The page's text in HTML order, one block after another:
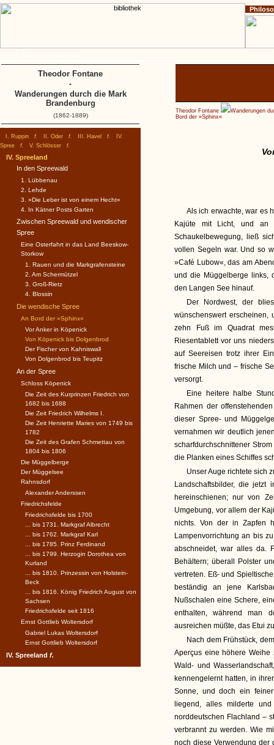
Theodor Fontane
Wanderungen
Bord der »Sphinx«
Als ich erwachte, war es
Kajüte mit Licht, und an
Schaukelbewegung, ließ
vollen Segeln war. Und so
»Café Lubow«, das am
und die Müggelberge links,
den Langen See hinauf.
Der Nordwest, der
wünschenswert
zehn Fuß im Quadrat
Riesentablett vor uns
auf Seereisen trotz ihrer
frische Milch und – frische
versorgt.
Eine heitere halbe
Rahmen der
dieser Spree- und
vernahmen wir deutlich
scharfdurchschnittener
die Planken eines Schiffes
Unser Auge richtete sich
Landschaftsbilder, die jetzt
hereinschienen; nur von
Umgebung, vor allem der
nichts. Von der in Zapfen
Lampenvorrichtung an bis
abschneidet, war alles da.
Behältern; überall Polster
vertreten. Eß- und
beständig an jene
Nußschalen eine Schere,
enthalten, während man
ausreichen müßte, das Etui
Nach dem Frühstück,
Aperçus eine höhere
Wald- und
kennengelernt hatten, in
Sonne, und doch ein
liegend, alles milderte
norddeutschen Flachland –
verbrannt zu werden. Wie
noch diese Verwendung der
I. Ruppin f. II. Oder f. III. Havel f.
IV.
Spree
f. V. Schlösser f.
IV. Spreeland
In den Spreewald
1. Lübbenau
2. Lehde
3. »Die Leber ist von einem Hecht«
4. In Kätner Posts Garten
Zwischen Spreewald und wendischer
Spree
Eine Osterfahrt in das Land Beeskow-
Storkow
1. Rauen und die Markgrafensteine
2. Am Schermützel
3. Groß-Rietz
4. Blossin
Die wendische Spree
An Bord der »Sphinx«
Vor Anker in Köpenick
Von Köpenick bis Dolgenbrod
Der Fischer von Kahniswall
Von Dolgenbrod bis Teupitz
An der Spree
Schloss Köpenick
Die Zeit des Kurprinzen Friedrich von
1682 bis 1688
Die Zeit Friedrich Wilhelms I.
Die Zeit Henriette Maries von 1749 bis
1782
Die Zeit des Grafen Schmettau von
1804 bis 1806
Die Müggelberge
Der Müggelsee
Rahnsdorf
Alexander Anderssen
Friedrichsfelde
Friedrichsfelde bis 1700
... bis 1731. Markgraf Albrecht
... bis 1762. Markgraf Karl
... bis 1785. Prinz Ferdinand
... bis 1799. Herzogin Dorothea von
Kurland
... bis 1810. Prinzessin von Holstein-
Beck
... bis 1816. König Friedrich August von
Sachsen
Friedrichsfelde seit 1816
Ernst Gottlieb Woltersdorf
Gabriel Lukas Woltersdorf
Ernst Gottlieb Woltersdorf
IV. Spreeland f.
Theodor Fontane
-
Wanderungen durch die Mark
Brandenburg
(1862-1889)